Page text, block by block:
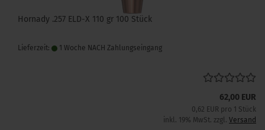
Hornady .257 ELD-X 110 gr 100 Stück
Lieferzeit: 1 Woche NACH Zahlungseingang
62,00 EUR
0,62 EUR pro 1 Stück
inkl. 19% MwSt. zzgl. Versand